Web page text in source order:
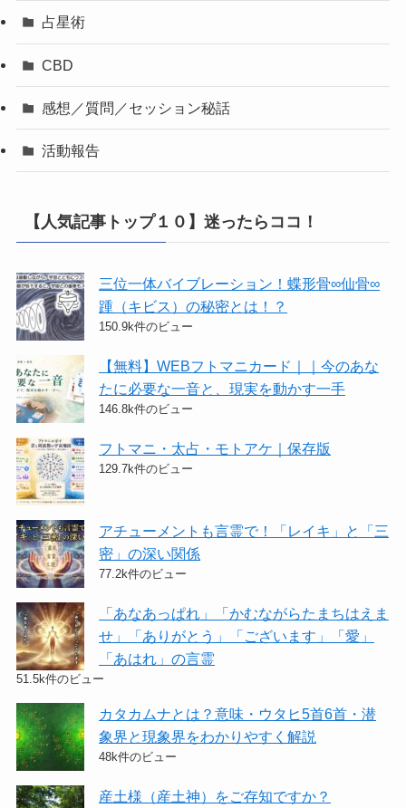
占星術
CBD
感想／質問／セッション秘話
活動報告
【人気記事トップ１０】迷ったらココ！
三位一体バイブレーション！蝶形骨∞仙骨∞
踵（キビス）の秘密とは！？
150.9k件のビュー
【無料】WEBフトマニカード｜｜今のあな
たに必要な一音と、現実を動かす一手
146.8k件のビュー
フトマニ・太占・モトアケ｜保存版
129.7k件のビュー
アチューメントも言霊で！「レイキ」と「三
密」の深い関係
77.2k件のビュー
「あなあっぱれ」「かむながらたまちはえま
せ」「ありがとう」「ございます」「愛」
「あはれ」の言霊
51.5k件のビュー
カタカムナとは？意味・ウタヒ5首6首・潜
象界と現象界をわかりやすく解説
48k件のビュー
産土様（産土神）をご存知ですか？